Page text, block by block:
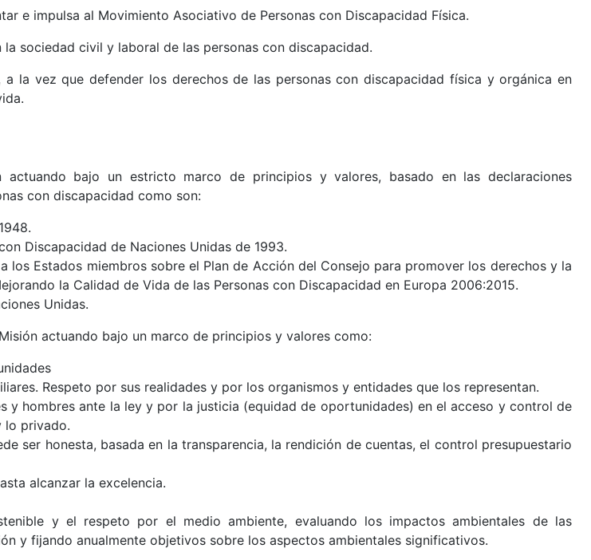
e impulsa al Movimiento Asociativo de Personas con Discapacidad Física.
sociedad civil y laboral de las personas con discapacidad.
la vez que defender los derechos de las personas con discapacidad física y orgánica en
bajo un estricto marco de principios y valores, basado en las declaraciones
con discapacidad como son:
Discapacidad de Naciones Unidas de 1993.
Estados miembros sobre el Plan de Acción del Consejo para promover los derechos y la
la Calidad de Vida de las Personas con Discapacidad en Europa 2006:2015.
Unidas.
actuando bajo un marco de principios y valores como:
Respeto por sus realidades y por los organismos y entidades que los representan.
y hombres ante la ley y por la justicia (equidad de oportunidades) en el acceso y control de
lo privado.
ser honesta, basada en la transparencia, la rendición de cuentas, el control presupuestario
alcanzar la excelencia.
y el respeto por el medio ambiente, evaluando los impactos ambientales de las
y fijando anualmente objetivos sobre los aspectos ambientales significativos.